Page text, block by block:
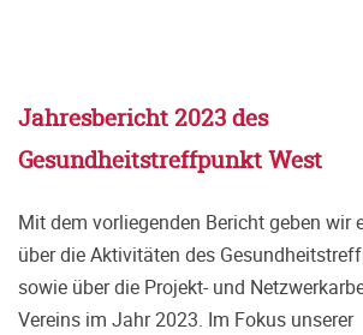
Jahresbericht 2023 des
Gesundheitstreffpunkt West
Mit dem vorliegenden Bericht geben wir
über die Aktivitäten des
sowie über die Projekt- und
Vereins im Jahr 2023. Im Fokus unserer